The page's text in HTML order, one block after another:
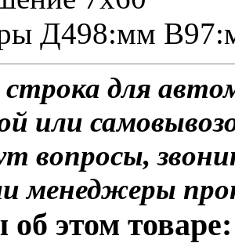
Д498:мм
для
или
вопросы,
менеджеры
этом товаре: